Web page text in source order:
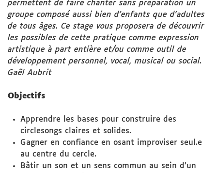
permettent de faire chanter sans préparation un
groupe composé aussi bien d’enfants que d’adultes
de tous âges. Ce stage vous proposera de découvrir
les possibles de cette pratique comme expression
artistique à part entière et/ou comme outil de
développement personnel, vocal, musical ou social.
Gaël Aubrit
Objectifs
Apprendre les bases pour construire des
circlesongs claires et solides.
Gagner en confiance en osant improviser seul.e
au centre du cercle.
Bâtir un son et un sens commun au sein d’un